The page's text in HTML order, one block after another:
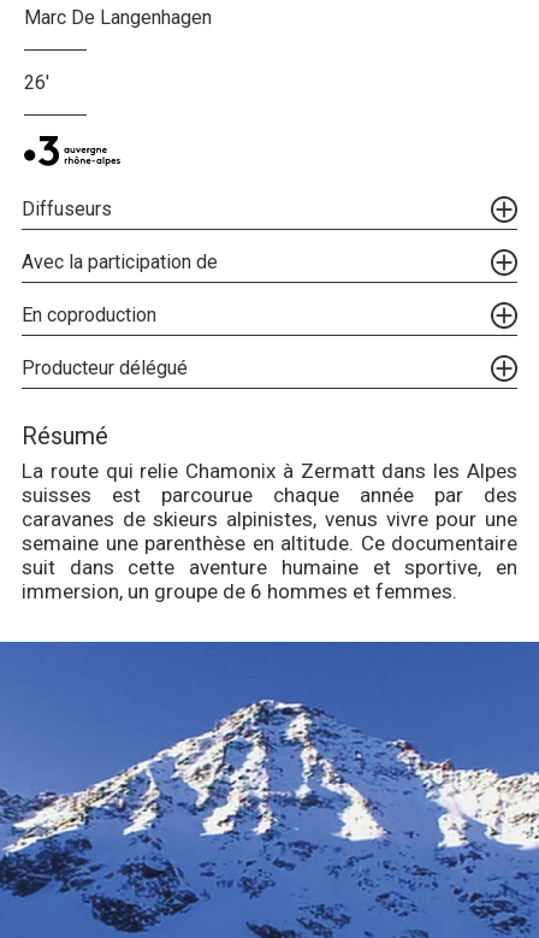
Marc De Langenhagen
26'
Diffuseurs
Avec la participation de
En coproduction
Producteur délégué
Résumé
La route qui relie Chamonix à Zermatt dans les Alpes
suisses est parcourue chaque année par des
caravanes de skieurs alpinistes, venus vivre pour une
semaine une parenthèse en altitude. Ce documentaire
suit dans cette aventure humaine et sportive, en
immersion, un groupe de 6 hommes et femmes.